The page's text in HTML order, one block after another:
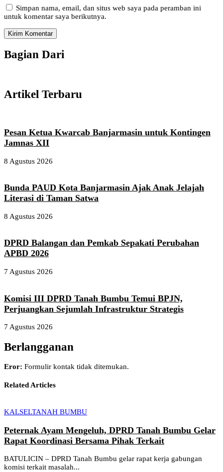
Simpan nama, email, dan situs web saya pada peramban ini
untuk komentar saya berikutnya.
Bagian Dari
Artikel Terbaru
Pesan Ketua Kwarcab Banjarmasin untuk Kontingen
Jamnas XII
8 Agustus 2026
Bunda PAUD Kota Banjarmasin Ajak Anak Jelajah
Literasi di Taman Satwa
8 Agustus 2026
DPRD Balangan dan Pemkab Sepakati Perubahan
APBD 2026
7 Agustus 2026
Komisi III DPRD Tanah Bumbu Temui BPJN,
Perjuangkan Sejumlah Infrastruktur Strategis
7 Agustus 2026
Berlangganan
Eror: Formulir kontak tidak ditemukan.
Related Articles
KALSELTANAH BUMBU
Peternak Ayam Mengeluh, DPRD Tanah Bumbu Gelar
Rapat Koordinasi Bersama Pihak Terkait
BATULICIN – DPRD Tanah Bumbu gelar rapat kerja gabungan
komisi terkait masalah...